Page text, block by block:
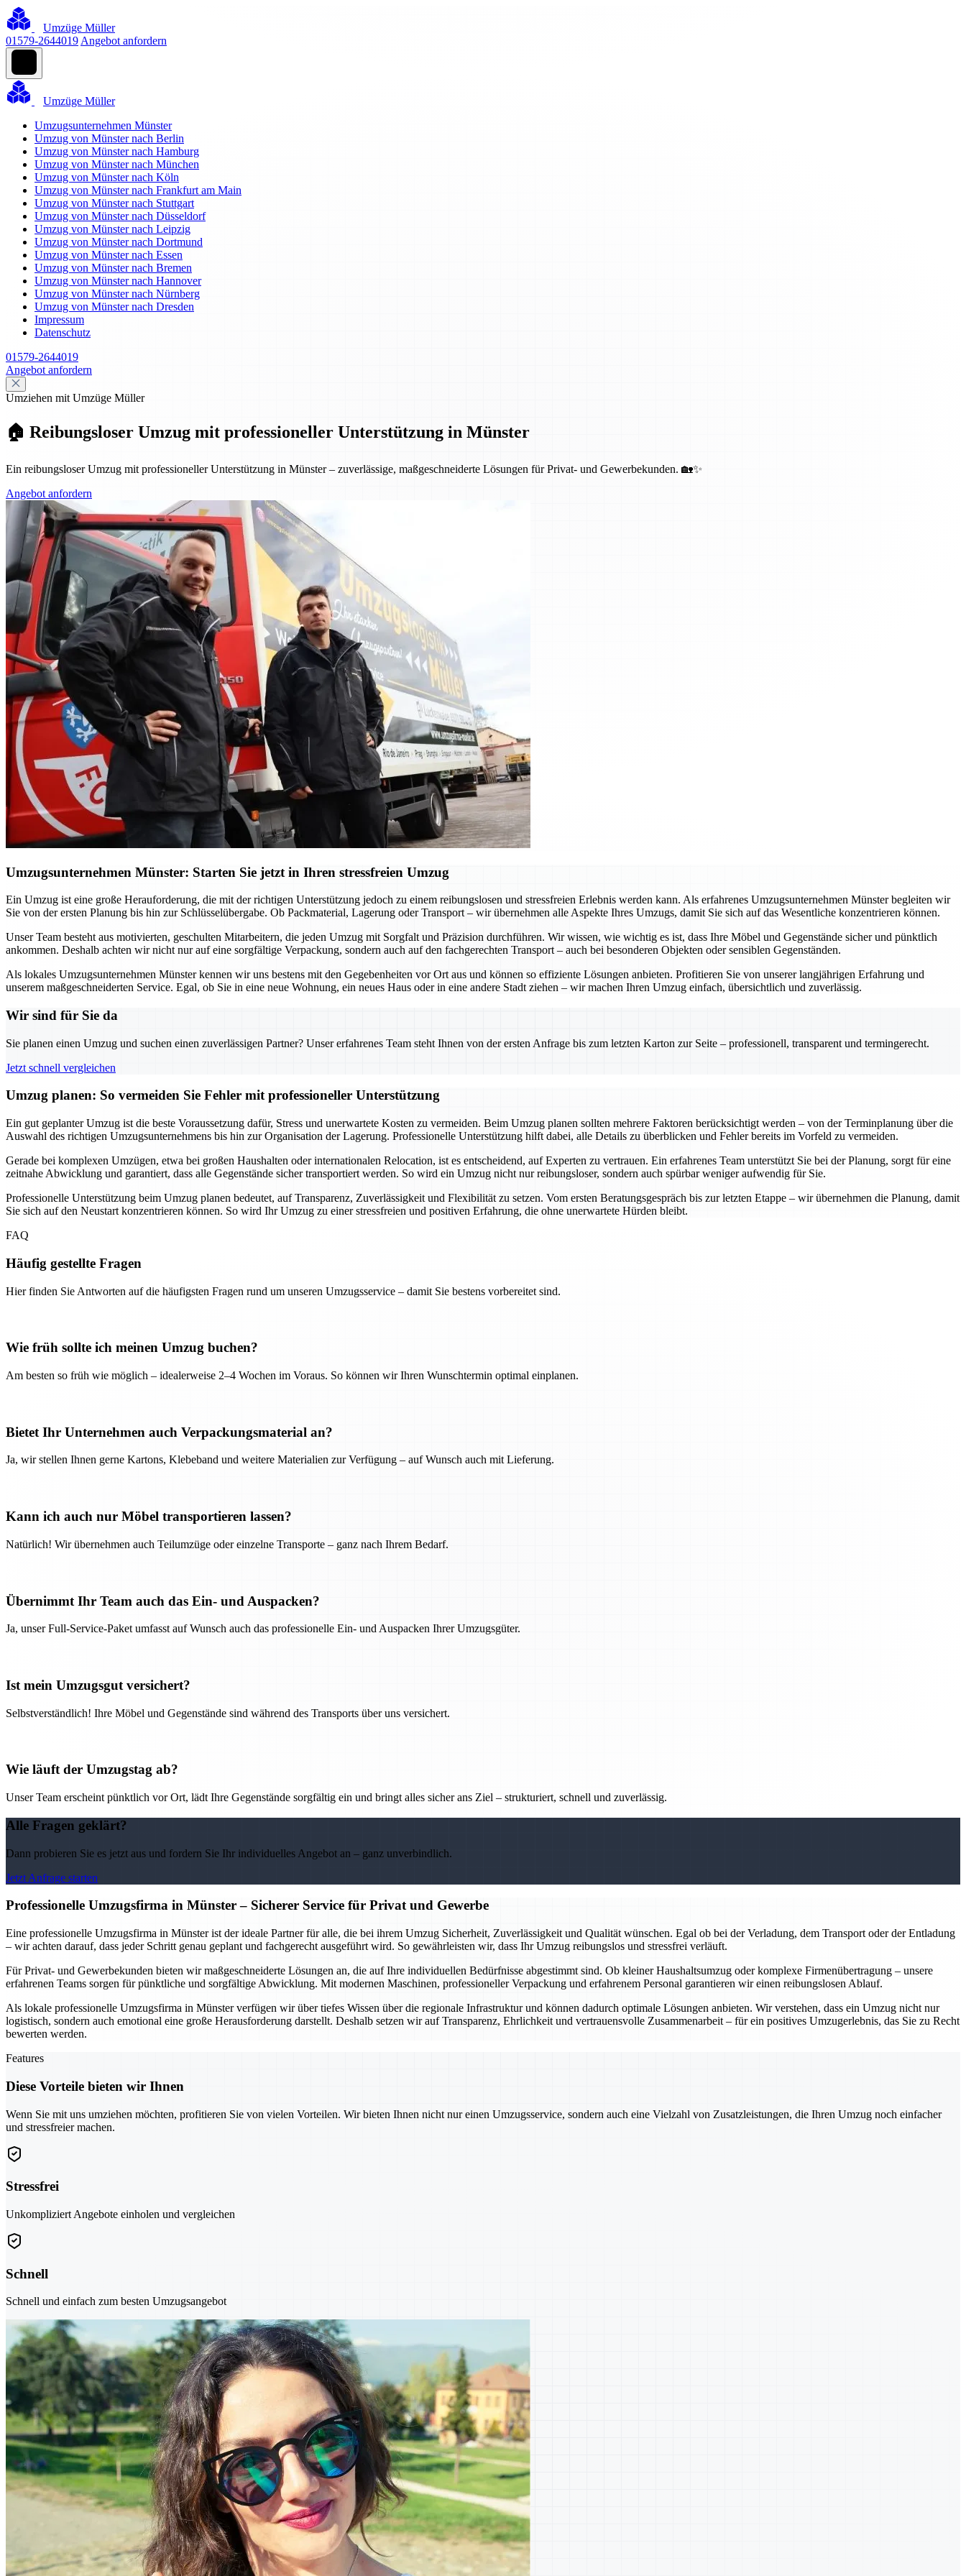
Umzüge Müller
01579-2644019 Angebot anfordern
Umzüge Müller
Umzugsunternehmen Münster
Umzug von Münster nach Berlin
Umzug von Münster nach Hamburg
Umzug von Münster nach München
Umzug von Münster nach Köln
Umzug von Münster nach Frankfurt am Main
Umzug von Münster nach Stuttgart
Umzug von Münster nach Düsseldorf
Umzug von Münster nach Leipzig
Umzug von Münster nach Dortmund
Umzug von Münster nach Essen
Umzug von Münster nach Bremen
Umzug von Münster nach Hannover
Umzug von Münster nach Nürnberg
Umzug von Münster nach Dresden
Impressum
Datenschutz
01579-2644019
Angebot anfordern
Umziehen mit Umzüge Müller
🏠 Reibungsloser Umzug mit professioneller Unterstützung in Münster
Ein reibungsloser Umzug mit professioneller Unterstützung in Münster – zuverlässige, maßgeschneiderte Lösungen für Privat- und Gewerbekunden. 🏡✨
Angebot anfordern
Umzugsunternehmen Münster: Starten Sie jetzt in Ihren stressfreien Umzug
Ein Umzug ist eine große Herauforderung, die mit der richtigen Unterstützung jedoch zu einem reibungslosen und stressfreien Erlebnis werden kann. Als erfahrenes Umzugsunternehmen Münster begleiten wir
Sie von der ersten Planung bis hin zur Schlüsselübergabe. Ob Packmaterial, Lagerung oder Transport – wir übernehmen alle Aspekte Ihres Umzugs, damit Sie sich auf das Wesentliche konzentrieren können.
Unser Team besteht aus motivierten, geschulten Mitarbeitern, die jeden Umzug mit Sorgfalt und Präzision durchführen. Wir wissen, wie wichtig es ist, dass Ihre Möbel und Gegenstände sicher und pünktlich
ankommen. Deshalb achten wir nicht nur auf eine sorgfältige Verpackung, sondern auch auf den fachgerechten Transport – auch bei besonderen Objekten oder sensiblen Gegenständen.
Als lokales Umzugsunternehmen Münster kennen wir uns bestens mit den Gegebenheiten vor Ort aus und können so effiziente Lösungen anbieten. Profitieren Sie von unserer langjährigen Erfahrung und
unserem maßgeschneiderten Service. Egal, ob Sie in eine neue Wohnung, ein neues Haus oder in eine andere Stadt ziehen – wir machen Ihren Umzug einfach, übersichtlich und zuverlässig.
Wir sind für Sie da
Sie planen einen Umzug und suchen einen zuverlässigen Partner? Unser erfahrenes Team steht Ihnen von der ersten Anfrage bis zum letzten Karton zur Seite – professionell, transparent und termingerecht.
Jetzt schnell vergleichen
Umzug planen: So vermeiden Sie Fehler mit professioneller Unterstützung
Ein gut geplanter Umzug ist die beste Voraussetzung dafür, Stress und unerwartete Kosten zu vermeiden. Beim Umzug planen sollten mehrere Faktoren berücksichtigt werden – von der Terminplanung über die
Auswahl des richtigen Umzugsunternehmens bis hin zur Organisation der Lagerung. Professionelle Unterstützung hilft dabei, alle Details zu überblicken und Fehler bereits im Vorfeld zu vermeiden.
Gerade bei komplexen Umzügen, etwa bei großen Haushalten oder internationalen Relocation, ist es entscheidend, auf Experten zu vertrauen. Ein erfahrenes Team unterstützt Sie bei der Planung, sorgt für eine
zeitnahe Abwicklung und garantiert, dass alle Gegenstände sicher transportiert werden. So wird ein Umzug nicht nur reibungsloser, sondern auch spürbar weniger aufwendig für Sie.
Professionelle Unterstützung beim Umzug planen bedeutet, auf Transparenz, Zuverlässigkeit und Flexibilität zu setzen. Vom ersten Beratungsgespräch bis zur letzten Etappe – wir übernehmen die Planung, damit
Sie sich auf den Neustart konzentrieren können. So wird Ihr Umzug zu einer stressfreien und positiven Erfahrung, die ohne unerwartete Hürden bleibt.
FAQ
Häufig gestellte Fragen
Hier finden Sie Antworten auf die häufigsten Fragen rund um unseren Umzugsservice – damit Sie bestens vorbereitet sind.
Wie früh sollte ich meinen Umzug buchen?
Am besten so früh wie möglich – idealerweise 2–4 Wochen im Voraus. So können wir Ihren Wunschtermin optimal einplanen.
Bietet Ihr Unternehmen auch Verpackungsmaterial an?
Ja, wir stellen Ihnen gerne Kartons, Klebeband und weitere Materialien zur Verfügung – auf Wunsch auch mit Lieferung.
Kann ich auch nur Möbel transportieren lassen?
Natürlich! Wir übernehmen auch Teilumzüge oder einzelne Transporte – ganz nach Ihrem Bedarf.
Übernimmt Ihr Team auch das Ein- und Auspacken?
Ja, unser Full-Service-Paket umfasst auf Wunsch auch das professionelle Ein- und Auspacken Ihrer Umzugsgüter.
Ist mein Umzugsgut versichert?
Selbstverständlich! Ihre Möbel und Gegenstände sind während des Transports über uns versichert.
Wie läuft der Umzugstag ab?
Unser Team erscheint pünktlich vor Ort, lädt Ihre Gegenstände sorgfältig ein und bringt alles sicher ans Ziel – strukturiert, schnell und zuverlässig.
Alle Fragen geklärt?
Dann probieren Sie es jetzt aus und fordern Sie Ihr individuelles Angebot an – ganz unverbindlich.
Jetzt Anfrage starten
Professionelle Umzugsfirma in Münster – Sicherer Service für Privat und Gewerbe
Eine professionelle Umzugsfirma in Münster ist der ideale Partner für alle, die bei ihrem Umzug Sicherheit, Zuverlässigkeit und Qualität wünschen. Egal ob bei der Verladung, dem Transport oder der Entladung
– wir achten darauf, dass jeder Schritt genau geplant und fachgerecht ausgeführt wird. So gewährleisten wir, dass Ihr Umzug reibungslos und stressfrei verläuft.
Für Privat- und Gewerbekunden bieten wir maßgeschneiderte Lösungen an, die auf Ihre individuellen Bedürfnisse abgestimmt sind. Ob kleiner Haushaltsumzug oder komplexe Firmenübertragung – unsere
erfahrenen Teams sorgen für pünktliche und sorgfältige Abwicklung. Mit modernen Maschinen, professioneller Verpackung und erfahrenem Personal garantieren wir einen reibungslosen Ablauf.
Als lokale professionelle Umzugsfirma in Münster verfügen wir über tiefes Wissen über die regionale Infrastruktur und können dadurch optimale Lösungen anbieten. Wir verstehen, dass ein Umzug nicht nur
logistisch, sondern auch emotional eine große Herausforderung darstellt. Deshalb setzen wir auf Transparenz, Ehrlichkeit und vertrauensvolle Zusammenarbeit – für ein positives Umzugerlebnis, das Sie zu Recht
bewerten werden.
Features
Diese Vorteile bieten wir Ihnen
Wenn Sie mit uns umziehen möchten, profitieren Sie von vielen Vorteilen. Wir bieten Ihnen nicht nur einen Umzugsservice, sondern auch eine Vielzahl von Zusatzleistungen, die Ihren Umzug noch einfacher
und stressfreier machen.
Stressfrei
Unkompliziert Angebote einholen und vergleichen
Schnell
Schnell und einfach zum besten Umzugsangebot